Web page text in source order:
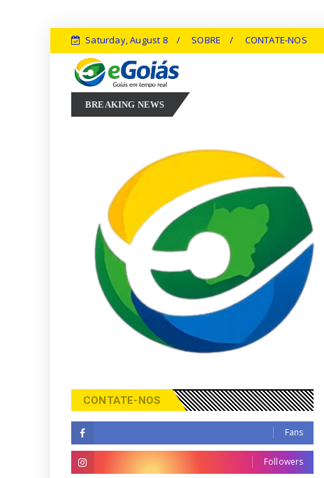
Saturday, August 8 SOBRE CONTATE-NOS
BREAKING NEWS
experiência, inovação e geração de empregos para defender novo
CONTATE-NOS
Fans
Followers